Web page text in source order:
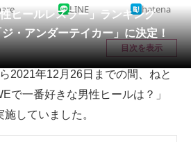
ージ
ヒールレスラー」ランキング
・アンダーテイカー」に決定！
LINE hatena
目次を表示
2021年12月26日までの間、ねと
で一番好きな男性ヒールは？」
していました。